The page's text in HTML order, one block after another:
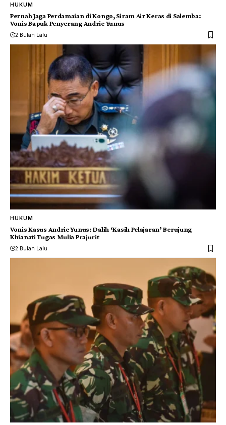
HUKUM
Pernah Jaga Perdamaian di Kongo, Siram Air Keras di Salemba:
Vonis Bapuk Penyerang Andrie Yunus
2 Bulan Lalu
HUKUM
Vonis Kasus Andrie Yunus: Dalih ‘Kasih Pelajaran’ Berujung
Khianati Tugas Mulia Prajurit
2 Bulan Lalu